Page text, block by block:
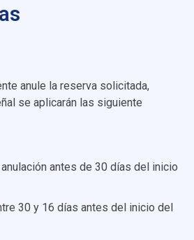
anule la reserva solicitada,
se aplicarán las siguiente
antes de 30 días del inicio
30 y 16 días antes del inicio del